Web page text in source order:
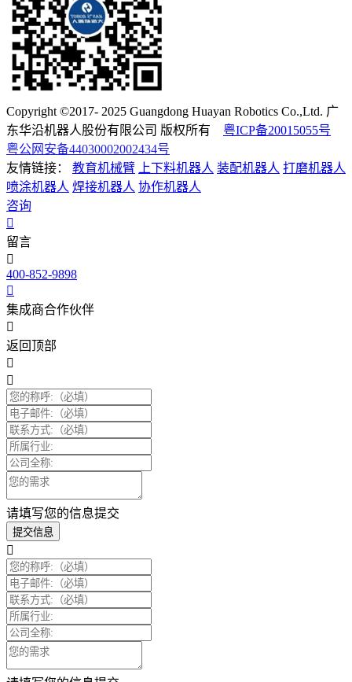
Copyright ©2017- 2025 Guangdong Huayan Robotics Co.,Ltd. 广
东华沿机器人股份有限公司 版权所有 粤ICP备20015055号
粤公网安备44030002002434号
友情链接：
教育机械臂 上下料机器人 装配机器人 打磨机器人
喷涂机器人 焊接机器人 协作机器人
咨询
留言
400-852-9898
集成商合作伙伴
返回顶部
请填写您的信息提交
提交信息